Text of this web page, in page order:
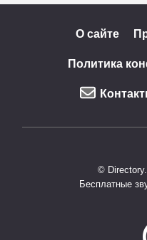
О сайте
Политика
©
Бесплатные